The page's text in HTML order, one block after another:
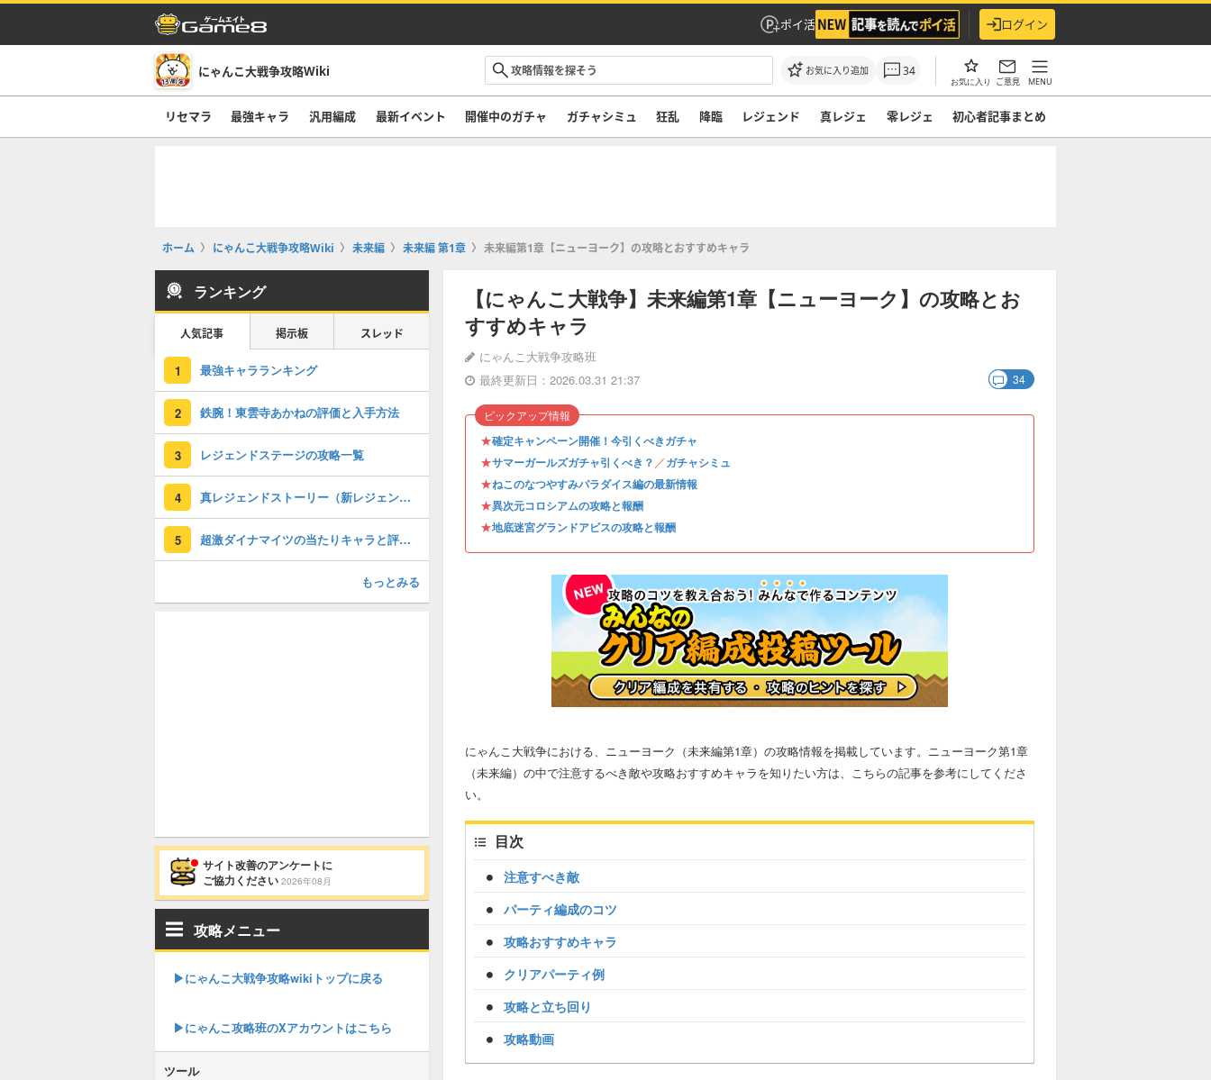
ポイ活 ログイン
にゃんこ大戦争攻略Wiki お気に入り追加 34
お気に入り ご意見 MENU
リセマラ 最強キャラ 汎用編成 最新イベント 開催中のガチャ ガチャシミュ 狂乱 降臨 レジェンド 真レジェ 零レジェ 初心者記事まとめ
ホーム にゃんこ大戦争攻略Wiki 未来編 未来編 第1章 未来編第1章【ニューヨーク】の攻略とおすすめキャラ
【にゃんこ大戦争】未来編第1章【ニューヨーク】の攻略とお
すすめキャラ
にゃんこ大戦争攻略班
最終更新日：2026.03.31 21:37
34
★確定キャンペーン開催！今引くべきガチャ
★サマーガールズガチャ引くべき？ ／ガチャシミュ
★ねこのなつやすみパラダイス編の最新情報
★異次元コロシアムの攻略と報酬
★地底迷宮グランドアビスの攻略と報酬
ピックアップ情報
にゃんこ大戦争における、ニューヨーク（未来編第1章）の攻略情報を掲載しています。ニューヨーク第1章
（未来編）の中で注意するべき敵や攻略おすすめキャラを知りたい方は、こちらの記事を参考にしてくださ
い。
目次
注意すべき敵
パーティ編成のコツ
攻略おすすめキャラ
クリアパーティ例
攻略と立ち回り
攻略動画
ランキング
人気記事 掲示板 スレッド
1 最強キャラランキング
2 鉄腕！東雲寺あかねの評価と入手方法
3 レジェンドステージの攻略一覧
4 真レジェンドストーリー（新レジェンド）の攻略一覧
5 超激ダイナマイツの当たりキャラと評価｜引くべきか
もっとみる
サイト改善のアンケートに
ご協力ください 2026年08月
攻略メニュー
▶︎にゃんこ大戦争攻略wikiトップに戻る
▶︎にゃんこ攻略班のXアカウントはこちら
ツール